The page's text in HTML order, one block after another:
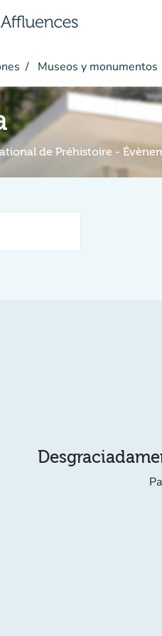
Museos y monumentos
de Préhistoire -